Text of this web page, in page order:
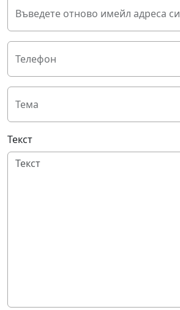
Въведете отново имейл адреса си
Телефон
Тема
Текст